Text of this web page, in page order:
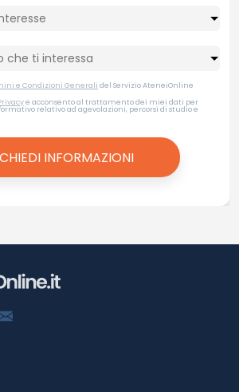
e Condizioni Generali del Servizio AteneiOnline
e acconsento al trattamento dei miei dati per
relativo ad agevolazioni, percorsi di studio e